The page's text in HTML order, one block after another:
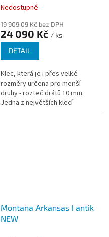
Nedostupné
19 909,09 Kč bez DPH
24 090 Kč / ks
DETAIL
Klec, která je i přes velké
rozměry určena pro menší
druhy - rozteč drátů 10 mm.
Jedna z největších klecí
Montana s rozdělovací mříží.
Montana Arkansas I antik
NEW